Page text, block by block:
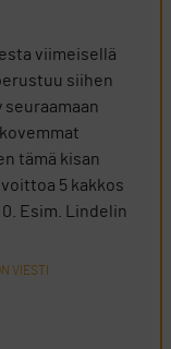
viimeisellä
siihen
tämä kisan
5 kakkos
Esim. Lindelin
VIESTI